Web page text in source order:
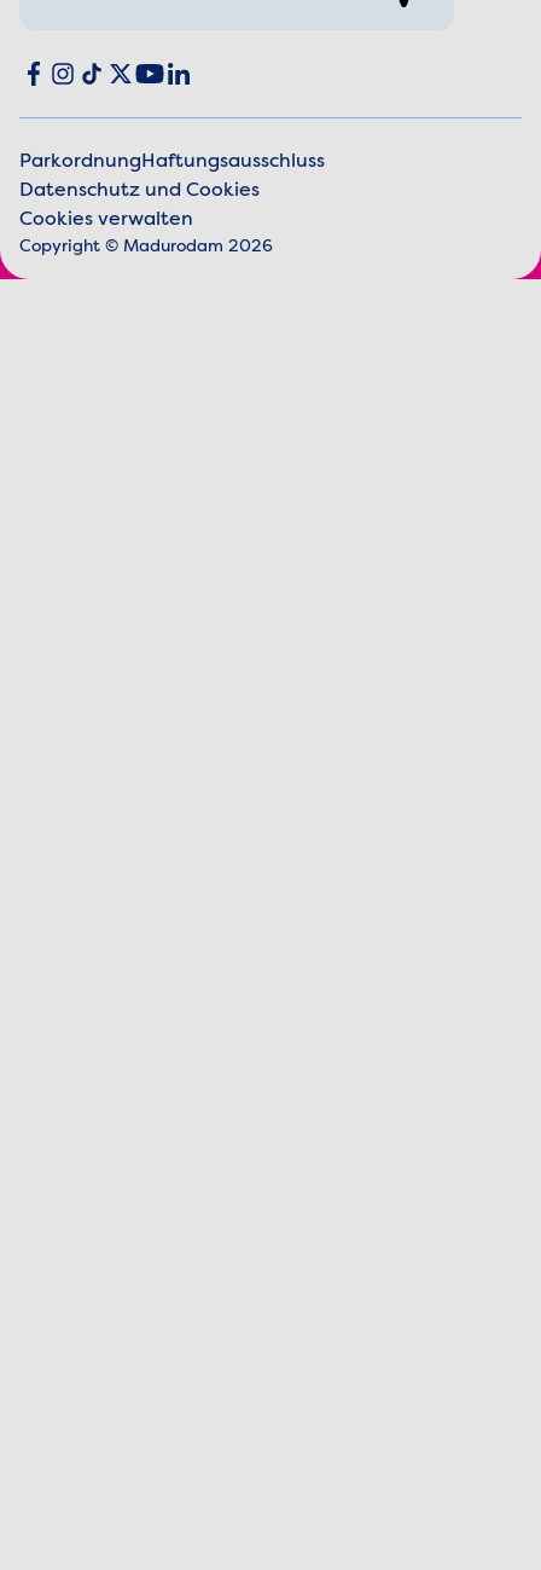
Social media
Facebook
Instagram
TikTok
X YouTube
LinkedIn
Juristische Informationen
Parkordnung Haftungsausschluss
Datenschutz und Cookies
Cookies verwalten
Copyright © Madurodam 2026